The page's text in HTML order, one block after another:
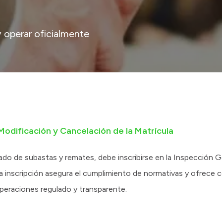
operar oficialmente
y Cancelación de la Matrícula
de subastas y remates, debe inscribirse en la Inspección
inscripción asegura el cumplimiento de normativas y ofrece
regulado y transparente.